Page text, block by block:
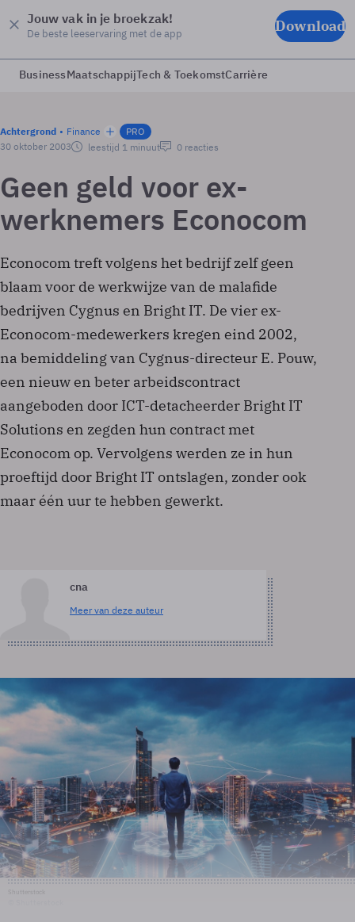
Jouw vak in je broekzak!
De beste leeservaring met de app Download
BusinessMaatschappijTech & ToekomstCarrière
Achtergrond Finance
PRO
30 oktober 2003
leestijd 1 minuut 0 reacties
Geen geld voor ex-
werknemers Econocom
Econocom treft volgens het bedrijf zelf geen
blaam voor de werkwijze van de malafide
bedrijven Cygnus en Bright IT. De vier ex-
Econocom-medewerkers kregen eind 2002,
na bemiddeling van Cygnus-directeur E. Pouw,
een nieuw en beter arbeidscontract
aangeboden door ICT-detacheerder Bright IT
Solutions en zegden hun contract met
Econocom op. Vervolgens werden ze in hun
proeftijd door Bright IT ontslagen, zonder ook
maar één uur te hebben gewerkt.
cna
Meer van deze auteur